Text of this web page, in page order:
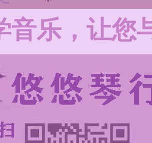
音乐，让您